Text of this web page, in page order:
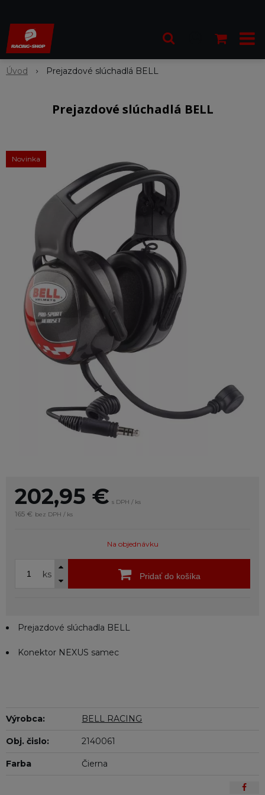
Úvod Prejazdové slúchadlá BELL
Prejazdové slúchadlá BELL
Novinka
202,95 € s DPH / ks
165 € bez DPH / ks
Na objednávku
ks Pridať do košíka
Prejazdové slúchadla BELL
Konektor NEXUS samec
Výrobca: BELL RACING
Obj. čislo: 2140061
Farba Čierna